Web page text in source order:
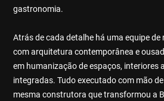
gastronomia.
Atrás de cada detalhe há uma equipe
com arquitetura contemporânea e
em humanização de espaços, interiores
integradas. Tudo executado com mão
mesma construtora que transformou a